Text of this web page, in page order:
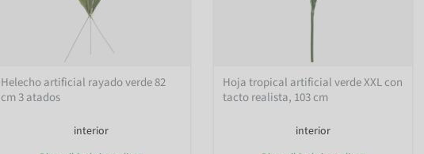
Helecho artificial rayado verde 82
cm 3 atados
interior
Hoja tropical artificial verde XXL con
tacto realista, 103 cm
interior